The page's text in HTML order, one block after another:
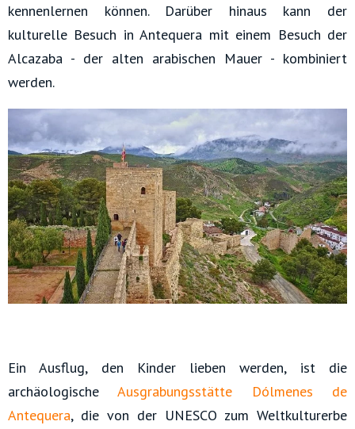
kennenlernen können. Darüber hinaus kann der
kulturelle Besuch in Antequera mit einem Besuch der
Alcazaba - der alten arabischen Mauer - kombiniert
werden.
Ein Ausflug, den Kinder lieben werden, ist die
archäologischeAusgrabungsstätte Dólmenes de
Antequera, die von der UNESCO zum Weltkulturerbe